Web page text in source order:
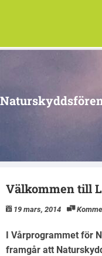
Välkommen till
19 mars, 2014
I Vårprogrammet för
framgår att